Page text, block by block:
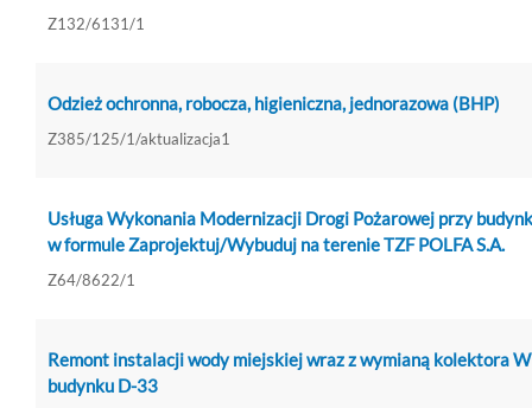
Z132/6131/1
Odzież ochronna, robocza, higieniczna, jednorazowa (BHP)
Z385/125/1/aktualizacja1
Usługa Wykonania Modernizacji Drogi Pożarowej przy
w formule Zaprojektuj/Wybuduj na terenie TZF POLFA S.A.
Z64/8622/1
Remont instalacji wody miejskiej wraz z wymianą kolektora
budynku D-33